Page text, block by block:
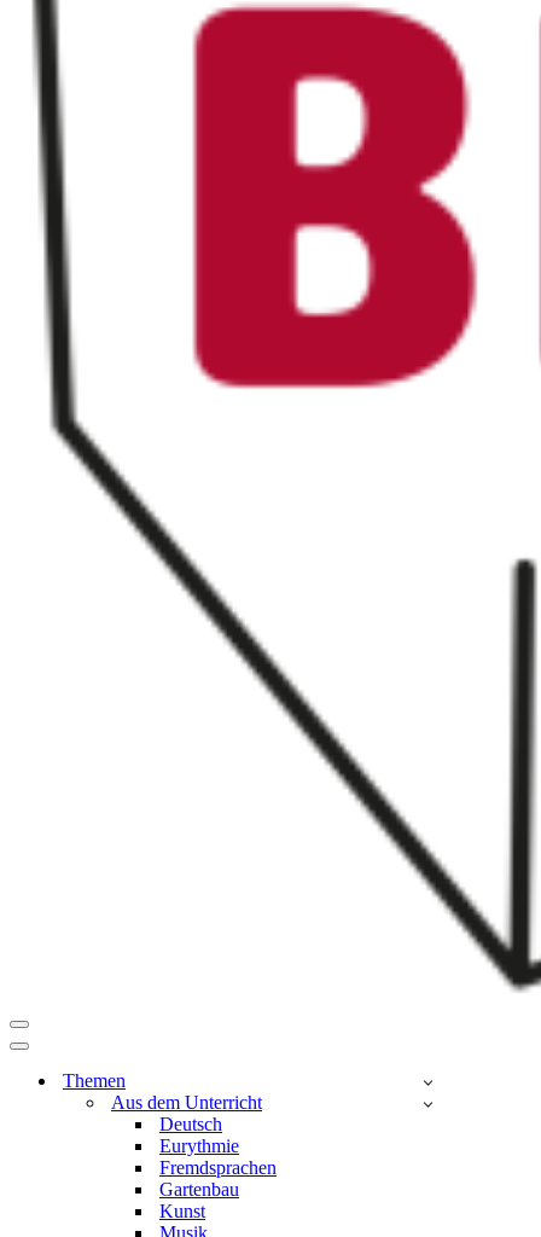
Navigationsmenü
Navigationsmenü
Themen
Aus dem Unterricht
Deutsch
Eurythmie
Fremdsprachen
Gartenbau
Kunst
Musik